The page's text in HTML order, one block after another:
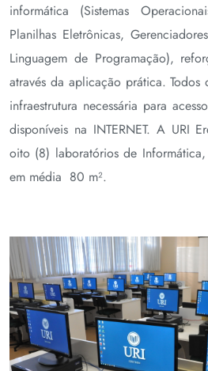
informática (Sistemas
Planilhas Eletrônicas,
Linguagem de Programação),
através da aplicação prática. Todos
infraestrutura necessária para
disponíveis na INTERNET. A URI
oito (8) laboratórios de Informática,
em média 80 m².